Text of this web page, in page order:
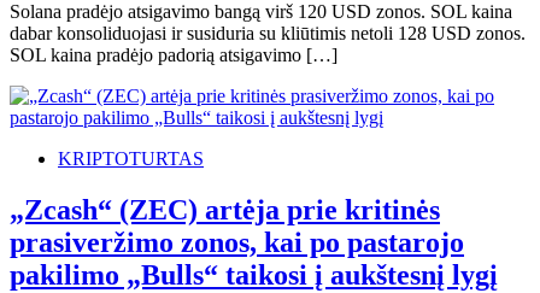
Solana pradėjo atsigavimo bangą virš 120 USD zonos. SOL kaina
dabar konsoliduojasi ir susiduria su kliūtimis netoli 128 USD zonos.
SOL kaina pradėjo padorią atsigavimo […]
KRIPTOTURTAS
„Zcash“ (ZEC) artėja prie kritinės
prasiveržimo zonos, kai po pastarojo
pakilimo „Bulls“ taikosi į aukštesnį lygį